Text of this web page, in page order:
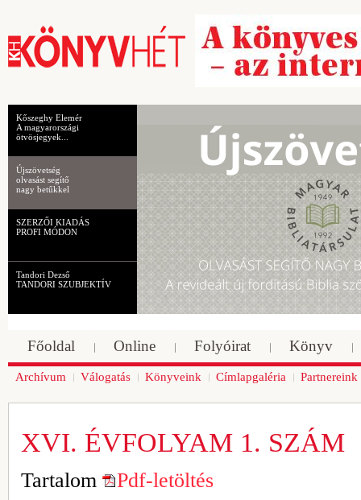
Kőszeghy Elemér
A magyarországi
ötvösjegyek...
Újszövetség
olvasást segítő
nagy betűkkel
SZERZŐI KIADÁS
PROFI MÓDON
Tandori Dezső
TANDORI SZUBJEKTÍV
Főoldal Online Folyóirat Könyv
Archívum Válogatás Könyveink Címlapgaléria Partnereink
XVI. ÉVFOLYAM 1. SZÁM
Tartalom Pdf-letöltés